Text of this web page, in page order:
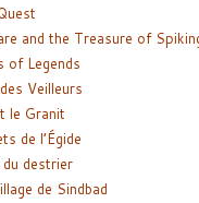
and the Treasure of
of Legends
Veilleurs
le Granit
de l’Égide
destrier
de Sindbad